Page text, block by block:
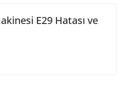
E29 Hatası ve